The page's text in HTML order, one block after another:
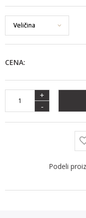
CENA:
+
-
Podeli